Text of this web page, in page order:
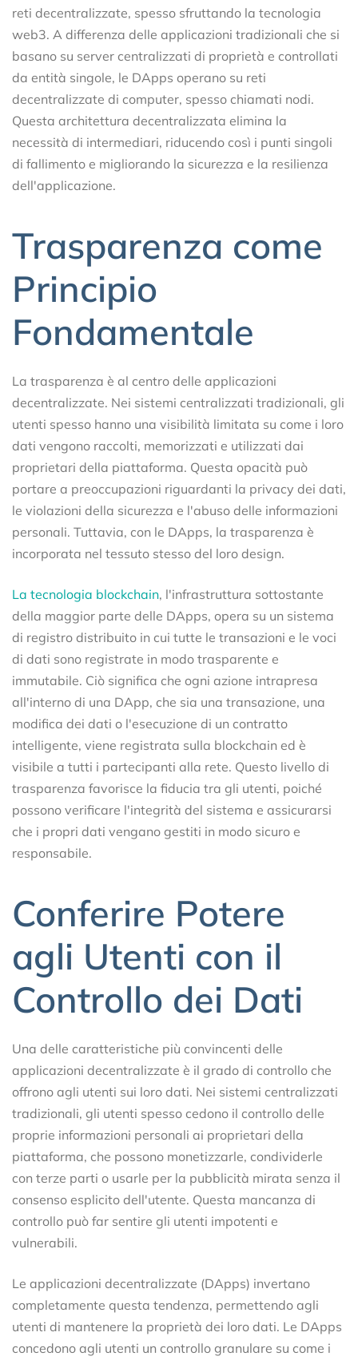
reti decentralizzate, spesso sfruttando la tecnologia
web3. A differenza delle applicazioni tradizionali che si
basano su server centralizzati di proprietà e controllati
da entità singole, le DApps operano su reti
decentralizzate di computer, spesso chiamati nodi.
Questa architettura decentralizzata elimina la
necessità di intermediari, riducendo così i punti singoli
di fallimento e migliorando la sicurezza e la resilienza
dell'applicazione.
Trasparenza come
Principio
Fondamentale
La trasparenza è al centro delle applicazioni
decentralizzate. Nei sistemi centralizzati tradizionali, gli
utenti spesso hanno una visibilità limitata su come i loro
dati vengono raccolti, memorizzati e utilizzati dai
proprietari della piattaforma. Questa opacità può
portare a preoccupazioni riguardanti la privacy dei dati,
le violazioni della sicurezza e l'abuso delle informazioni
personali. Tuttavia, con le DApps, la trasparenza è
incorporata nel tessuto stesso del loro design.
La tecnologia blockchain, l'infrastruttura sottostante
della maggior parte delle DApps, opera su un sistema
di registro distribuito in cui tutte le transazioni e le voci
di dati sono registrate in modo trasparente e
immutabile. Ciò significa che ogni azione intrapresa
all'interno di una DApp, che sia una transazione, una
modifica dei dati o l'esecuzione di un contratto
intelligente, viene registrata sulla blockchain ed è
visibile a tutti i partecipanti alla rete. Questo livello di
trasparenza favorisce la fiducia tra gli utenti, poiché
possono verificare l'integrità del sistema e assicurarsi
che i propri dati vengano gestiti in modo sicuro e
responsabile.
Conferire Potere
agli Utenti con il
Controllo dei Dati
Una delle caratteristiche più convincenti delle
applicazioni decentralizzate è il grado di controllo che
offrono agli utenti sui loro dati. Nei sistemi centralizzati
tradizionali, gli utenti spesso cedono il controllo delle
proprie informazioni personali ai proprietari della
piattaforma, che possono monetizzarle, condividerle
con terze parti o usarle per la pubblicità mirata senza il
consenso esplicito dell'utente. Questa mancanza di
controllo può far sentire gli utenti impotenti e
vulnerabili.
Le applicazioni decentralizzate (DApps) invertano
completamente questa tendenza, permettendo agli
utenti di mantenere la proprietà dei loro dati. Le DApps
concedono agli utenti un controllo granulare su come i